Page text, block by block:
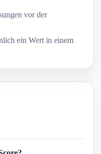
vor der
ein Wert in einem